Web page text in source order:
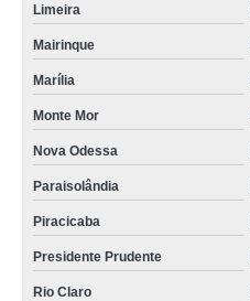
Limeira
Mairinque
Marília
Monte Mor
Nova Odessa
Paraisolândia
Piracicaba
Presidente Prudente
Rio Claro